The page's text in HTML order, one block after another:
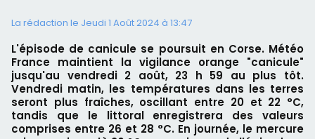
La rédaction le Jeudi 1 Août 2024 à 13:47
L'épisode de canicule se poursuit en Corse. Météo
France maintient la vigilance orange "canicule"
jusqu'au vendredi 2 août, 23 h 59 au plus tôt.
Vendredi matin, les températures dans les terres
seront plus fraîches, oscillant entre 20 et 22 °C,
tandis que le littoral enregistrera des valeurs
comprises entre 26 et 28 °C. En journée, le mercure